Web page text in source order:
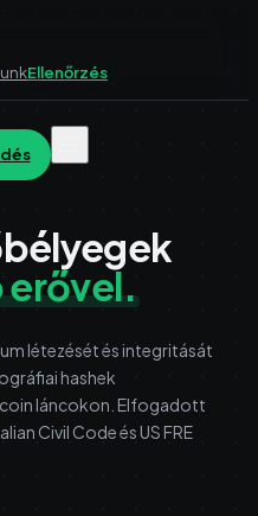
Ellenőrzés
erővel.
létezését és integritását
hashek
láncokon. Elfogadott
Civil Code és US FRE